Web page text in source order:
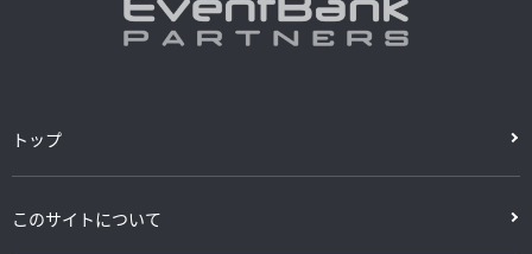
トップ
このサイトについて